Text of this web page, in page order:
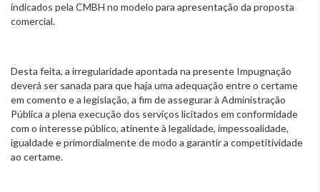
indicados pela CMBH no modelo para apresentação da proposta
comercial.
Desta feita, a irregularidade apontada na presente Impugnação
deverá ser sanada para que haja uma adequação entre o certame
em comento e a legislação, a fim de assegurar à Administração
Pública a plena execução dos serviços licitados em conformidade
com o interesse público, atinente à legalidade, impessoalidade,
igualdade e primordialmente de modo a garantir a competitividade
ao certame.